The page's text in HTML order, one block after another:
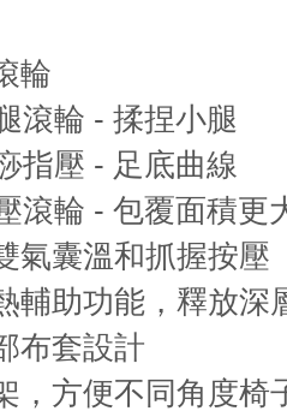
輪
滾輪 - 揉捏小腿
指壓 - 足底曲線
滾輪 - 包覆面積更
氣囊溫和抓握按壓
輔助功能，釋放深
布套設計
，方便不同角度椅